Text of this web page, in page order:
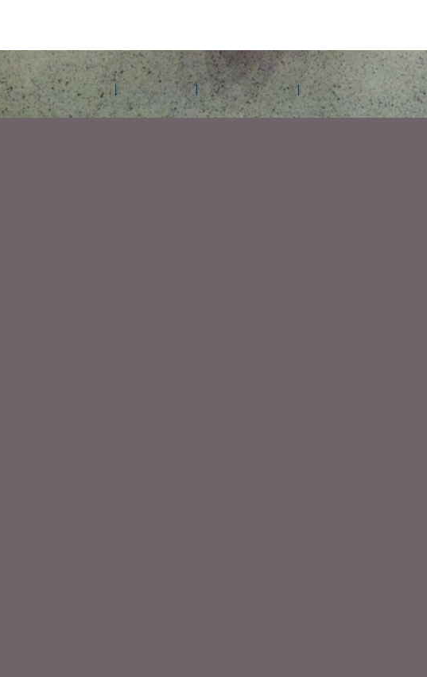
Tous droits réservés. Centre d'aide Contactez Amilia Légal